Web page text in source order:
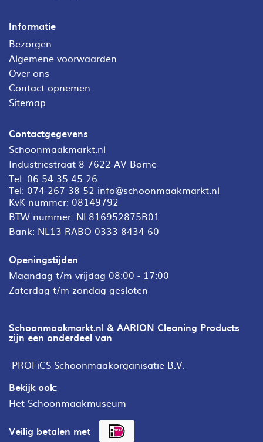
Informatie
Bezorgen
Algemene voorwaarden
Over ons
Contact opnemen
Sitemap
Contactgegevens
Schoonmaakmarkt.nl
Industriestraat 8 7622 AV Borne
Tel: 06 54 35 45 26
Tel: 074 267 38 52 info@schoonmaakmarkt.nl
KvK nummer: 08149792
BTW nummer: NL816952875B01
Bank: NL13 RABO 0333 8434 60
Openingstijden
Maandag t/m vrijdag 08:00 - 17:00
Zaterdag t/m zondag gesloten
Schoonmaakmarkt.nl & AARION Cleaning Products
zijn een onderdeel van
PROFiCS Schoonmaakorganisatie B.V.
Bekijk ook:
Het Schoonmaakmuseum
Veilig betalen met